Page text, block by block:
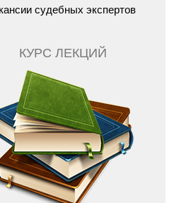
КУРС ЛЕКЦИЙ